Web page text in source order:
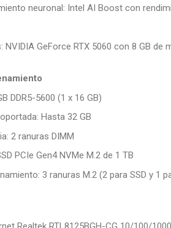
neuronal: Intel AI Boost con
GeForce RTX 5060 con 8 GB de
DDR5-5600 (1 x 16 GB)
Hasta 32 GB
2 ranuras DIMM
PCIe Gen4 NVMe M.2 de 1 TB
3 ranuras M.2 (2 para SSD y 1